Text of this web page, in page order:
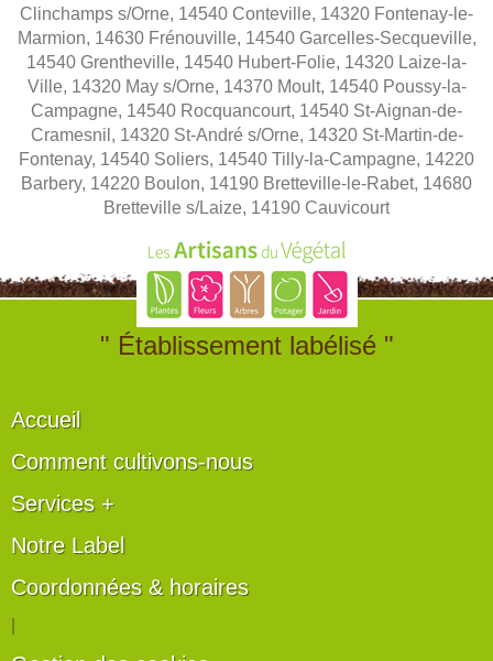
Clinchamps s/Orne, 14540 Conteville, 14320 Fontenay-le-
Marmion, 14630 Frénouville, 14540 Garcelles-Secqueville,
14540 Grentheville, 14540 Hubert-Folie, 14320 Laize-la-
Ville, 14320 May s/Orne, 14370 Moult, 14540 Poussy-la-
Campagne, 14540 Rocquancourt, 14540 St-Aignan-de-
Cramesnil, 14320 St-André s/Orne, 14320 St-Martin-de-
Fontenay, 14540 Soliers, 14540 Tilly-la-Campagne, 14220
Barbery, 14220 Boulon, 14190 Bretteville-le-Rabet, 14680
Bretteville s/Laize, 14190 Cauvicourt
" Établissement labélisé "
Accueil
Comment cultivons-nous
Services +
Notre Label
Coordonnées & horaires